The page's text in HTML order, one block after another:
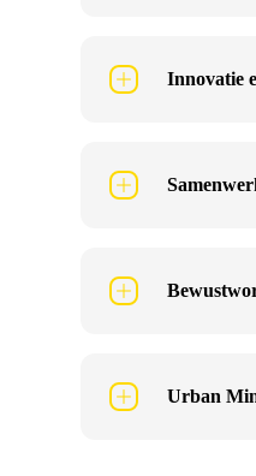
Innovatie
Urban